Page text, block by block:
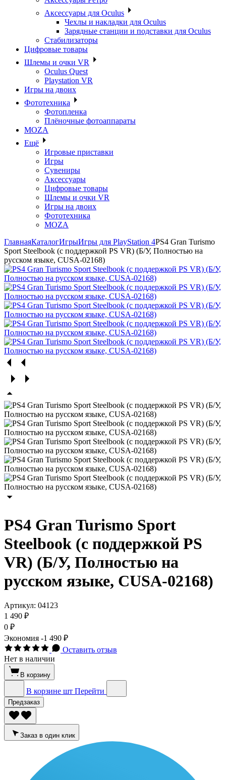
Аксессуары для Oculus
Чехлы и накладки для Oculus
Зарядные станции и подставки для Oculus
Стабилизаторы
Цифровые товары
Шлемы и очки VR
Oculus Quest
Playstation VR
Игры на двоих
Фототехника
Фотопленка
Плёночные фотоаппараты
MOZA
Ещё
Игровые приставки
Игры
Сувениры
Аксессуары
Цифровые товары
Шлемы и очки VR
Игры на двоих
Фототехника
MOZA
ГлавнаяКаталогИгрыИгры для PlayStation 4PS4 Gran Turismo
Sport Steelbook (с поддержкой PS VR) (Б/У, Полностью на
русском языке, CUSA-02168)
PS4 Gran Turismo Sport
Steelbook (с поддержкой PS
VR) (Б/У, Полностью на
русском языке, CUSA-02168)
Артикул: 04123
1 490 ₽
0 ₽
Экономия -1 490 ₽
Оставить отзыв
Нет в наличии
В корзину
В корзине шт Перейти
Предзаказ
Заказ в один клик